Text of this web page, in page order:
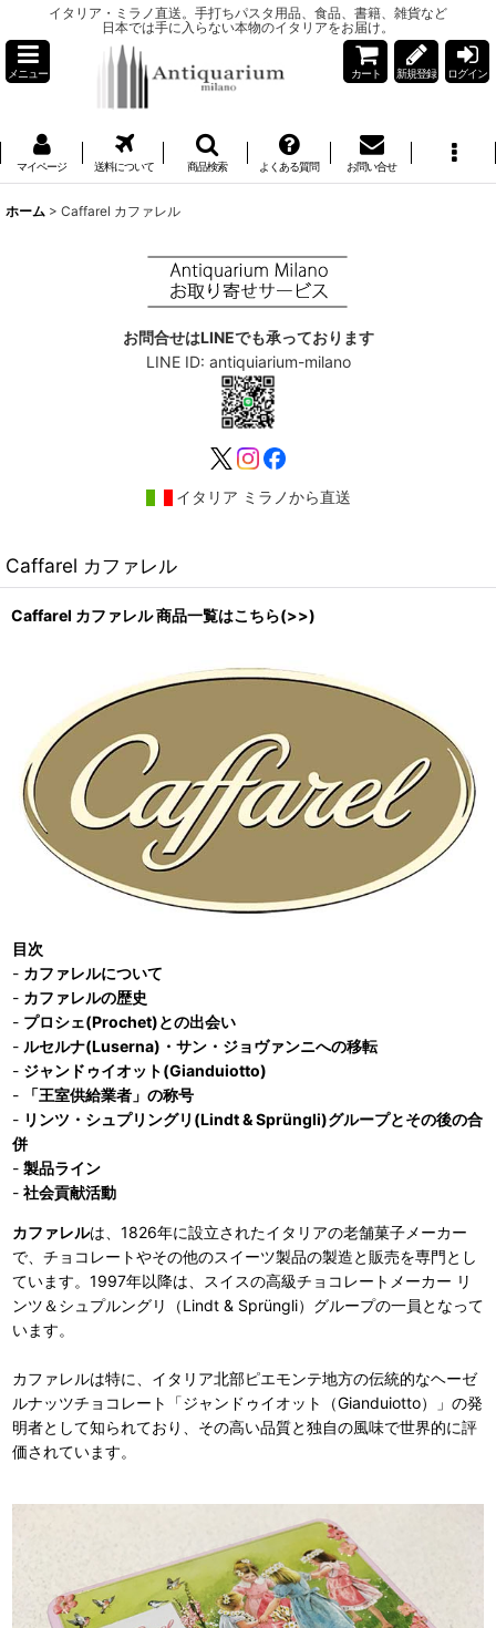
イタリア・ミラノ直送。手打ちパスタ用品、食品、書籍、雑貨など
日本では手に入らない本物のイタリアをお届け。
メニュー カート 新規登録 ログイン
マイページ 送料について 商品検索 よくある質問 お問い合せ
ホーム > Caffarel カファレル
お問合せはLINEでも承っております
LINE ID: antiquiarium-milano
イタリア ミラノから直送
Caffarel カファレル
Caffarel カファレル 商品一覧はこちら(>>)
目次
- カファレルについて
- カファレルの歴史
- プロシェ(Prochet)との出会い
- ルセルナ(Luserna)・サン・ジョヴァンニへの移転
- ジャンドゥイオット(Gianduiotto)
-
「王室供給業者」の称号
- リンツ・シュプリングリ(Lindt & Sprüngli)グループとその後の合
併
- 製品ライン
- 社会貢献活動
カファレルは、1826年に設立されたイタリアの老舗菓子メーカー
で、チョコレートやその他のスイーツ製品の製造と販売を専門とし
ています。1997年以降は、スイスの高級チョコレートメーカー リ
ンツ＆シュプルングリ（Lindt & Sprüngli）グループの一員となって
います。
カファレルは特に、イタリア北部ピエモンテ地方の伝統的なヘーゼ
ルナッツチョコレート「ジャンドゥイオット（Gianduiotto）」の発
明者として知られており、その高い品質と独自の風味で世界的に評
価されています。